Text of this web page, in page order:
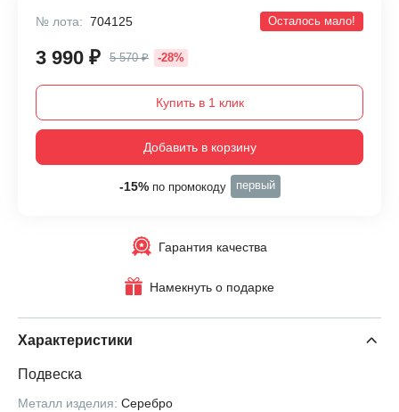
№ лота: 704125 Осталось мало!
3 990 ₽ 5 570 ₽ -28%
Купить в 1 клик
Добавить в корзину
-15%по промокоду первый
Гарантия качества
Намекнуть о подарке
Характеристики
Подвеска
Металл изделия: Серебро